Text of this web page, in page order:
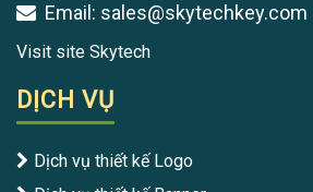
Email: sales@skytechkey.com
Visit site Skytech
DỊCH VỤ
Dịch vụ thiết kế Logo